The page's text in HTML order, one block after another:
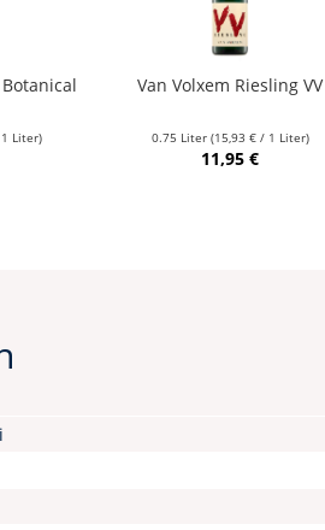
Liter)
Van Volxem Riesling VV
0.75 Liter (15,93 € / 1 Liter)
11,95 €